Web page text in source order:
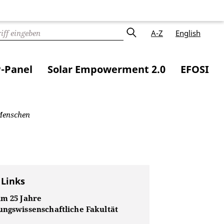
A-Z English
Panel Solar Empowerment 2.0 EFOSI
25 Jahre
Fakultät